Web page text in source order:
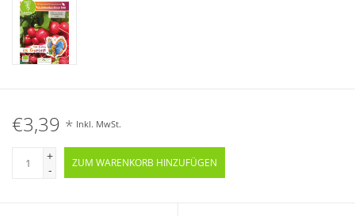
€3,39 * Inkl. MwSt.
+
-
ZUM WARENKORB HINZUFÜGEN